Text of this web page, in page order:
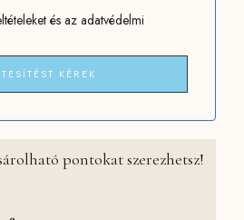
és az adatvédelmi
KÉREK
pontokat szerezhetsz!